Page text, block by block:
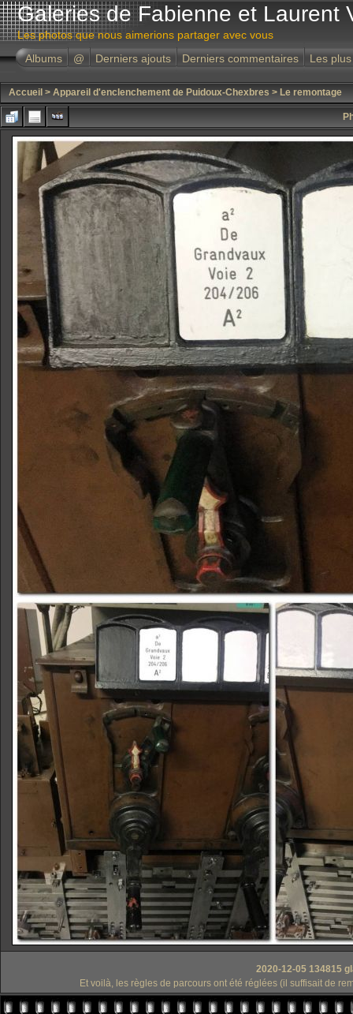
Galeries de Fabienne et Laurent
Les photos que nous aimerions partager avec vous
Albums
@ Derniers ajouts Derniers commentaires Les
Accueil > Appareil d'enclenchement de Puidoux-Chexbres > Le remontage
2020-12-05 134815
Et voilà, les règles de parcours ont été réglées (il suffisait de